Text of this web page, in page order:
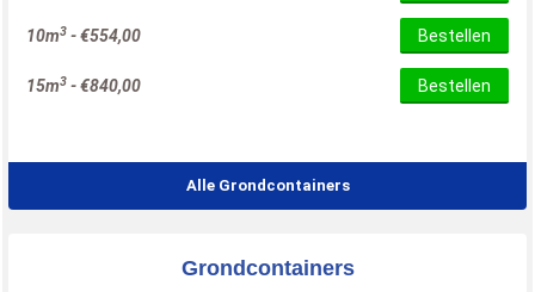
10m3 -€554,00 Bestellen
15m3 -€840,00 Bestellen
Alle Grondcontainers
Grondcontainers